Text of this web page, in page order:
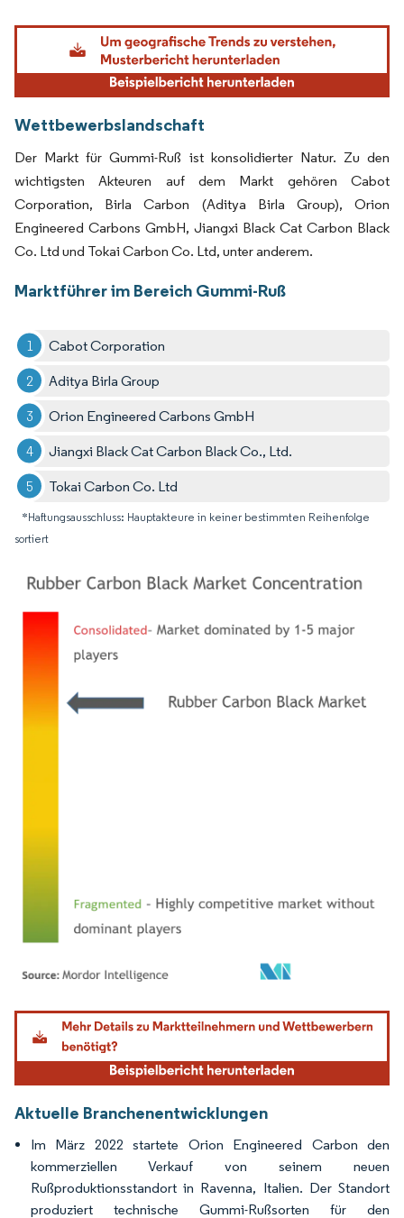
Bild © Mordor Intelligence. Wiederverwendung erfordert Namensnennung gemäß
Wettbewerbslandschaft
Der Markt für Gummi-Ruß ist konsolidierter Natur. Zu den
wichtigsten Akteuren auf dem Markt gehören Cabot
Corporation, Birla Carbon (Aditya Birla Group), Orion
Engineered Carbons GmbH, Jiangxi Black Cat Carbon Black
Co. Ltd und Tokai Carbon Co. Ltd, unter anderem.
Marktführer im Bereich Gummi-Ruß
Cabot Corporation
Aditya Birla Group
Orion Engineered Carbons GmbH
Jiangxi Black Cat Carbon Black Co., Ltd.
Tokai Carbon Co. Ltd
*Haftungsausschluss: Hauptakteure in keiner bestimmten Reihenfolge
sortiert
Bild © Mordor Intelligence. Wiederverwendung erfordert Namensnennung gemäß
Aktuelle Branchenentwicklungen
Im März 2022 startete Orion Engineered Carbon den
kommerziellen Verkauf von seinem neuen
Rußproduktionsstandort in Ravenna, Italien. Der Standort
produziert technische Gummi-Rußsorten für den